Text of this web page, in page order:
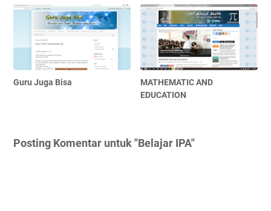
Guru Juga Bisa
MATHEMATIC AND
EDUCATION
Posting Komentar untuk "Belajar IPA"